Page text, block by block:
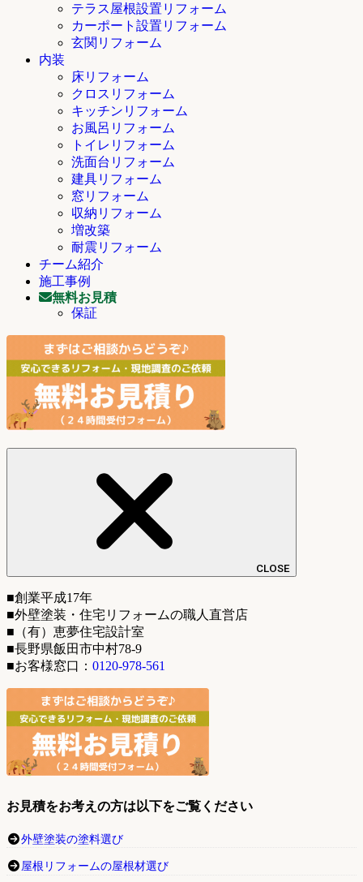
テラス屋根設置リフォーム
カーポート設置リフォーム
玄関リフォーム
内装
床リフォーム
クロスリフォーム
キッチンリフォーム
お風呂リフォーム
トイレリフォーム
洗面台リフォーム
建具リフォーム
窓リフォーム
収納リフォーム
増改築
耐震リフォーム
チーム紹介
施工事例
無料お見積
保証
CLOSE
■創業平成17年
■外壁塗装・住宅リフォームの職人直営店
■（有）恵夢住宅設計室
■長野県飯田市中村78-9
■お客様窓口： 0120-978-561
お見積をお考えの方は以下をご覧ください
外壁塗装の塗料選び
屋根リフォームの屋根材選び